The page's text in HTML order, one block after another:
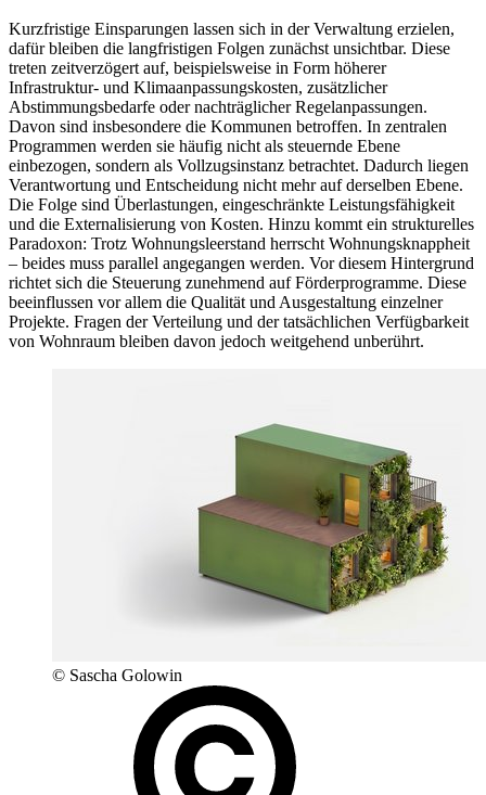
Kurzfristige Einsparungen lassen sich in der Verwaltung erzielen,
dafür bleiben die langfristigen Folgen zunächst unsichtbar. Diese
treten zeitverzögert auf, beispielsweise in Form höherer
Infrastruktur- und Klimaanpassungskosten, zusätzlicher
Abstimmungsbedarfe oder nachträglicher Regelanpassungen.
Davon sind insbesondere die Kommunen betroffen. In zentralen
Programmen werden sie häufig nicht als steuernde Ebene
einbezogen, sondern als Vollzugsinstanz betrachtet. Dadurch liegen
Verantwortung und Entscheidung nicht mehr auf derselben Ebene.
Die Folge sind Überlastungen, eingeschränkte Leistungsfähigkeit
und die Externalisierung von Kosten. Hinzu kommt ein strukturelles
Paradoxon: Trotz Wohnungsleerstand herrscht Wohnungsknappheit
– beides muss parallel angegangen werden. Vor diesem Hintergrund
richtet sich die Steuerung zunehmend auf Förderprogramme. Diese
beeinflussen vor allem die Qualität und Ausgestaltung einzelner
Projekte. Fragen der Verteilung und der tatsächlichen Verfügbarkeit
von Wohnraum bleiben davon jedoch weitgehend unberührt.
© Sascha Golowin